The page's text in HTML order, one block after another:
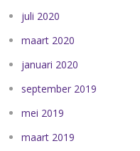
juli 2020
maart 2020
januari 2020
september 2019
mei 2019
maart 2019